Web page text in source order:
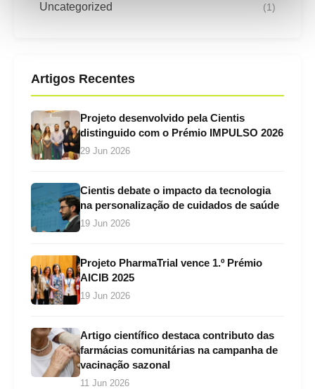
Uncategorized (1)
Artigos Recentes
Projeto desenvolvido pela Cientis
distinguido com o Prémio IMPULSO 2026
29 Jun 2026
Cientis debate o impacto da tecnologia
na personalização de cuidados de saúde
19 Jun 2026
Projeto PharmaTrial vence 1.º Prémio
AICIB 2025
19 Jun 2026
Artigo científico destaca contributo das
farmácias comunitárias na campanha de
vacinação sazonal
11 Jun 2026